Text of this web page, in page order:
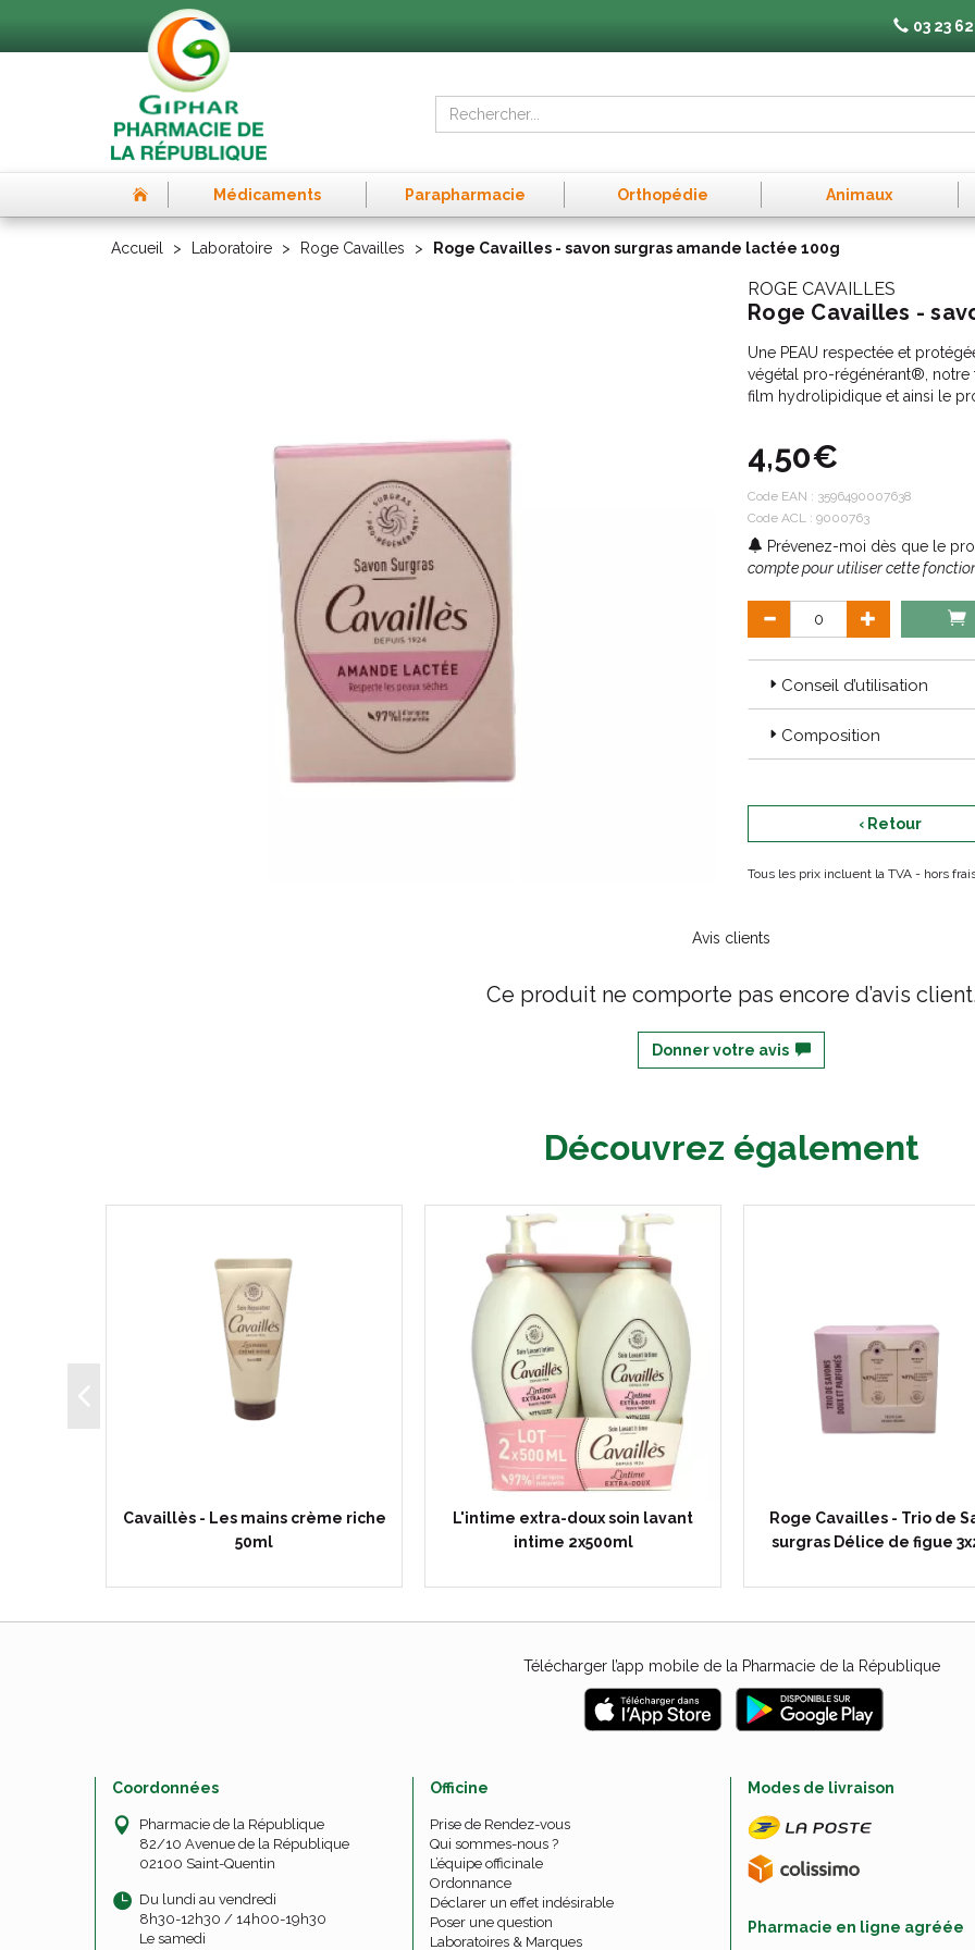
03 23
Médicaments Parapharmacie Orthopédie Animaux
Accueil Laboratoire Roge Cavailles Roge Cavailles - savon surgras amande lactée 100g
ROGE CAVAILLES
Roge Cavailles -
Une PEAU respectée et
végétal pro-régénérant®, notre
film hydrolipidique et ainsi le
4,50€
Code EAN : 3596490007638
Code ACL : 9000763
Prévenez-moi dès que le
compte pour utiliser cette
Conseil d’utilisation
Composition
‹ Retour
Tous les prix incluent la TVA - hors
Avis clients
Ce produit ne comporte pas encore d’avis
Donner votre avis
Découvrez également
Cavaillès - Les mains crème riche
50ml
L'intime extra-doux soin lavant
intime 2x500ml
Roge Cavailles - Trio de
surgras Délice de figue
Télécharger l’app mobile de la Pharmacie de la République
Coordonnées
Pharmacie de la République
82/10 Avenue de la République
02100 Saint-Quentin
Du lundi au vendredi
8h30-12h30 / 14h00-19h30
Le samedi
Officine
Prise de Rendez-vous
Qui sommes-nous ?
L’équipe officinale
Ordonnance
Déclarer un effet indésirable
Poser une question
Laboratoires & Marques
Modes de livraison
Pharmacie en ligne agréée